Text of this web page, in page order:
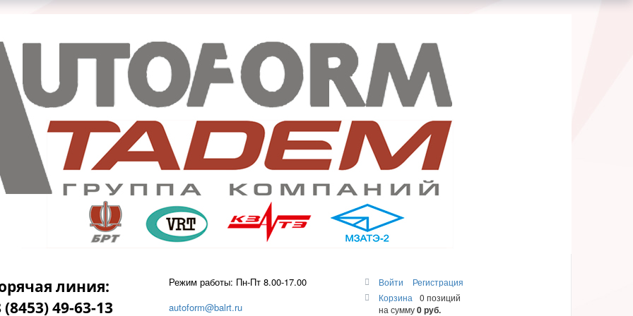
линия:
(8453) 49-63-13
Режим работы: Пн-Пт 8.00-17.00
autoform@balrt.ru
Войти
Регистрация
Корзина
0 позиций
на сумму0 руб.